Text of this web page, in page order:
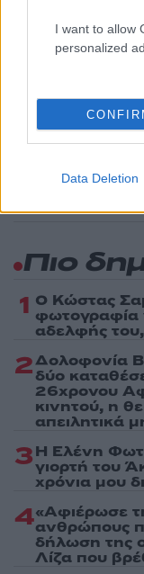
I want to allow
personalized
Data Deletion
Ακολουθήστε το
ενημερωθείτε
τελευταία νέατης
Πιο
1 Ο Κώστας
φωτογραφία
αδελφής
2Δολοφονία
δύο
26χρονου
κινητού, η
απειλητικά
3Η Ελένη
γιορτή του
χρόνια μου
4«Αφιέρωσε
ανθρώπους
δήλωση της
Λίζα που